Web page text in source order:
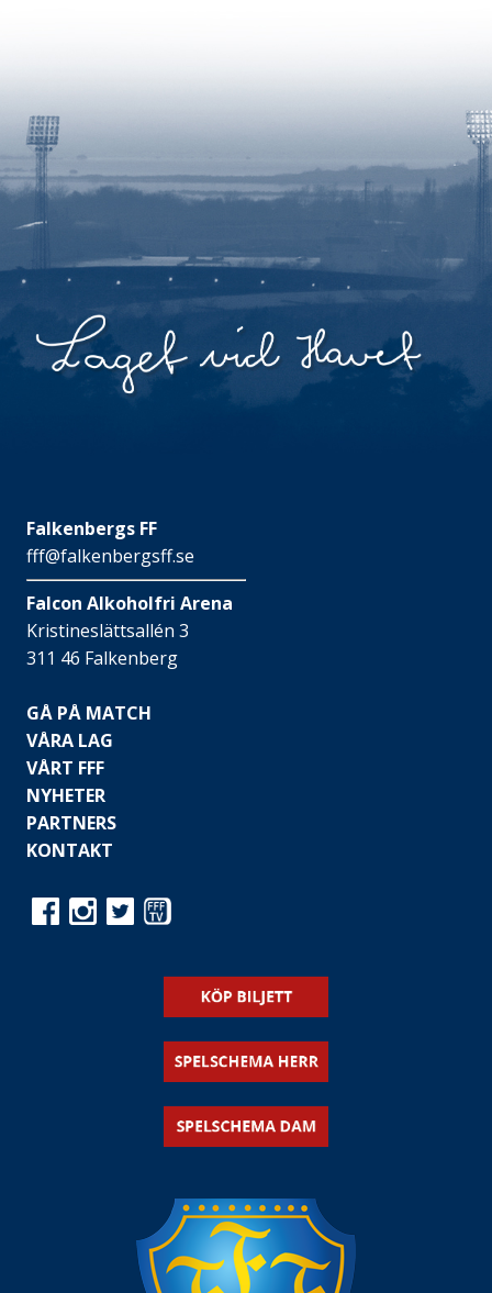
Falkenbergs FF
fff@falkenbergsff.se
Falcon Alkoholfri Arena
Kristineslättsallén 3
311 46 Falkenberg
GÅ PÅ MATCH
VÅRA LAG
VÅRT FFF
NYHETER
PARTNERS
KONTAKT